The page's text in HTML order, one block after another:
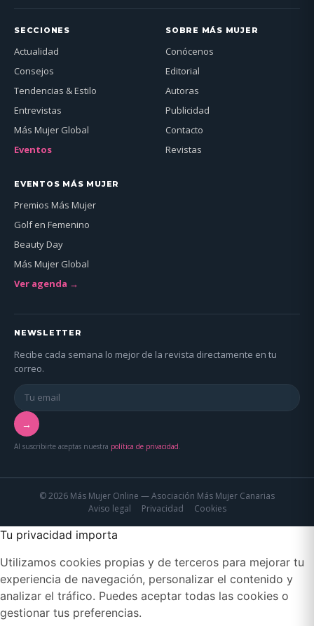
SECCIONES
Actualidad
Consejos
Tendencias & Estilo
Entrevistas
Más Mujer Global
Eventos
SOBRE MÁS MUJER
Conócenos
Editorial
Autoras
Publicidad
Contacto
Revistas
EVENTOS MÁS MUJER
Premios Más Mujer
Golf en Femenino
Beauty Day
Más Mujer Global
Ver agenda →
NEWSLETTER
Recibe cada semana lo mejor de la revista directamente en tu
correo.
→
Al suscribirte aceptas nuestra política de privacidad.
© 2026 Más Mujer Online — Asociación Más Mujer Canarias
Aviso legal
Privacidad Cookies
Tu privacidad importa
Utilizamos cookies propias y de terceros para mejorar tu
experiencia de navegación, personalizar el contenido y
analizar el tráfico. Puedes aceptar todas las cookies o
gestionar tus preferencias.